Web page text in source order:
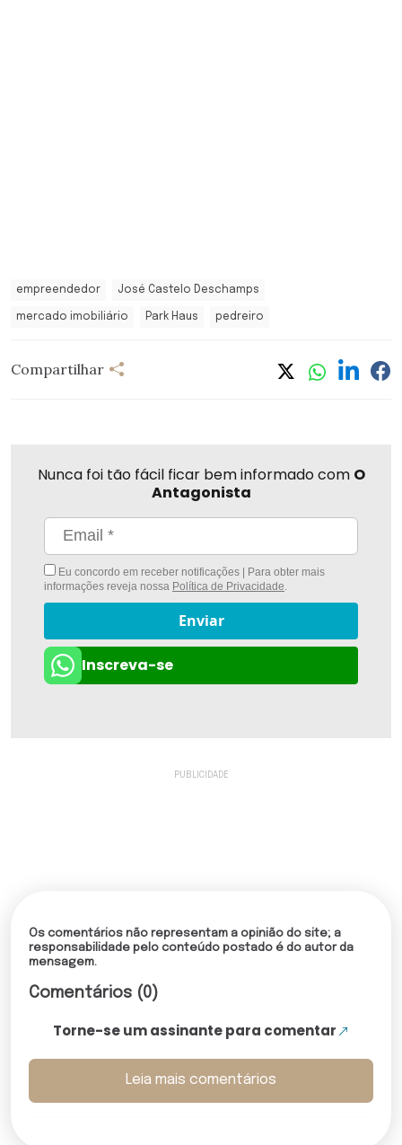
empreendedor José Castelo Deschamps
mercado imobiliário Park Haus pedreiro
Compartilhar
Nunca foi tão fácil ficar bem informado com O
Antagonista
Eu concordo em receber notificações | Para obter mais
informações reveja nossa Política de Privacidade
Enviar
Inscreva-se
Os comentários não representam a opinião do site; a
responsabilidade pelo conteúdo postado é do autor da
mensagem.
Comentários (0)
Torne-se um assinante para comentar
Leia mais comentários